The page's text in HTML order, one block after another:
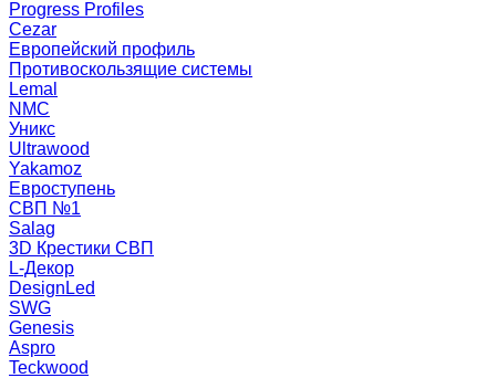
Progress Profiles
Cezar
Европейский профиль
Противоскользящие системы
Lemal
NMC
Уникс
Ultrawood
Yakamoz
Евроступень
СВП №1
Salag
3D Крестики СВП
L-Декор
DesignLed
SWG
Genesis
Aspro
Teckwood